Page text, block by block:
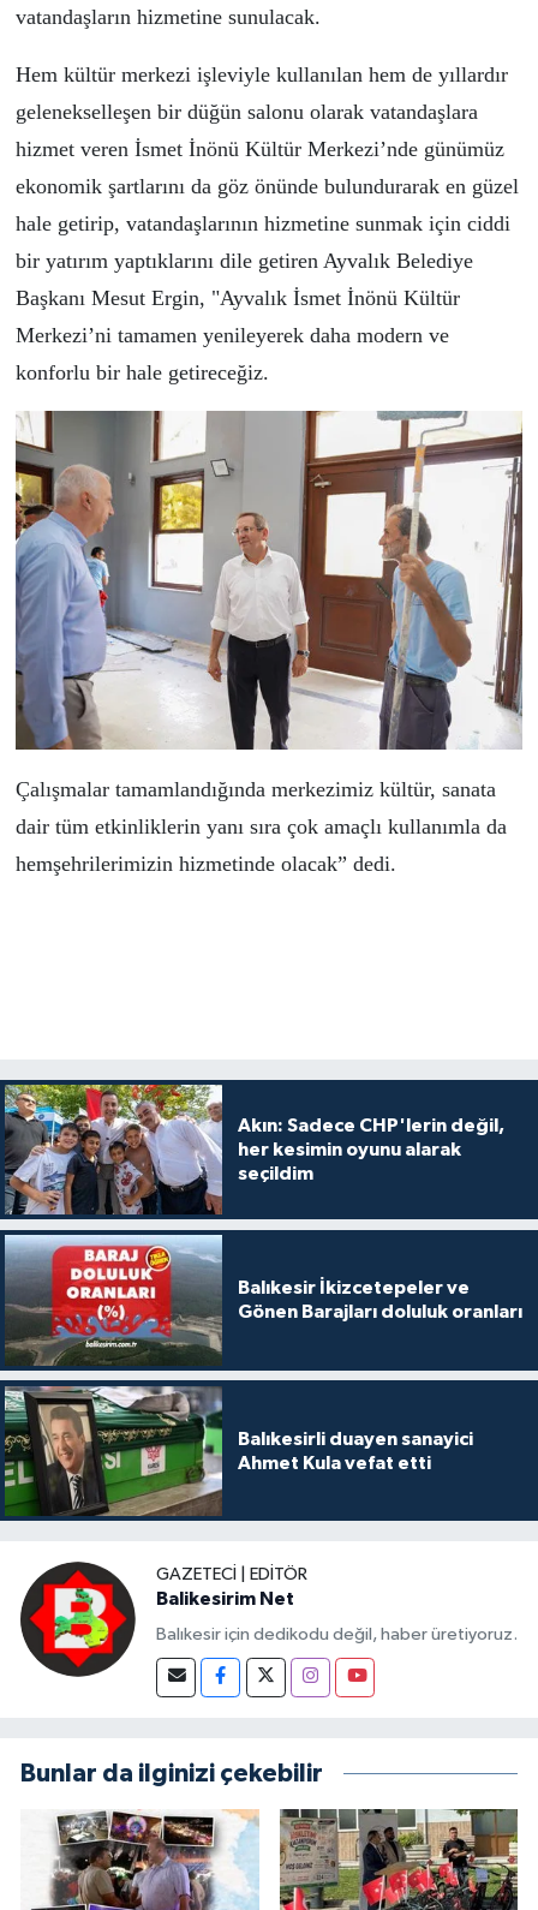
vatandaşların hizmetine sunulacak.
Hem kültür merkezi işleviyle kullanılan hem de yıllardır
gelenekselleşen bir düğün salonu olarak vatandaşlara
hizmet veren İsmet İnönü Kültür Merkezi’nde günümüz
ekonomik şartlarını da göz önünde bulundurarak en güzel
hale getirip, vatandaşlarının hizmetine sunmak için ciddi
bir yatırım yaptıklarını dile getiren Ayvalık Belediye
Başkanı Mesut Ergin, "Ayvalık İsmet İnönü Kültür
Merkezi’ni tamamen yenileyerek daha modern ve
konforlu bir hale getireceğiz.
Çalışmalar tamamlandığında merkezimiz kültür, sanata
dair tüm etkinliklerin yanı sıra çok amaçlı kullanımla da
hemşehrilerimizin hizmetinde olacak” dedi.
Akın: Sadece CHP'lerin değil,
her kesimin oyunu alarak
seçildim
Balıkesir İkizcetepeler ve
Gönen Barajları doluluk oranları
Balıkesirli duayen sanayici
Ahmet Kula vefat etti
GAZETECI | EDITÖR
Balikesirim Net
Balıkesir için dedikodu değil, haber üretiyoruz.
Bunlar da ilginizi çekebilir